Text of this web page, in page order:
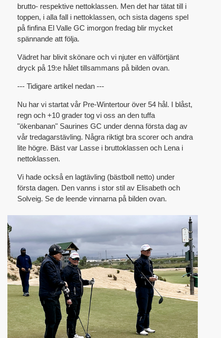
brutto- respektive nettoklassen. Men det har tätat till i
toppen, i alla fall i nettoklassen, och sista dagens spel
på finfina El Valle GC imorgon fredag blir mycket
spännande att följa.
Vädret har blivit skönare och vi njuter en välförtjänt
dryck på 19:e hålet tillsammans på bilden ovan.
--- Tidigare artikel nedan ---
Nu har vi startat vår Pre-Wintertour över 54 hål. I blåst,
regn och +10 grader tog vi oss an den tuffa
"ökenbanan" Saurines GC under denna första dag av
vår tredagarstävling. Några riktigt bra scorer och andra
lite högre. Bäst var Lasse i bruttoklassen och Lena i
nettoklassen.
Vi hade också en lagtävling (bästboll netto) under
första dagen. Den vanns i stor stil av Elisabeth och
Solveig. Se de leende vinnarna på bilden ovan.